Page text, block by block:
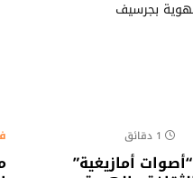
1 دقائق
أمازيغية”